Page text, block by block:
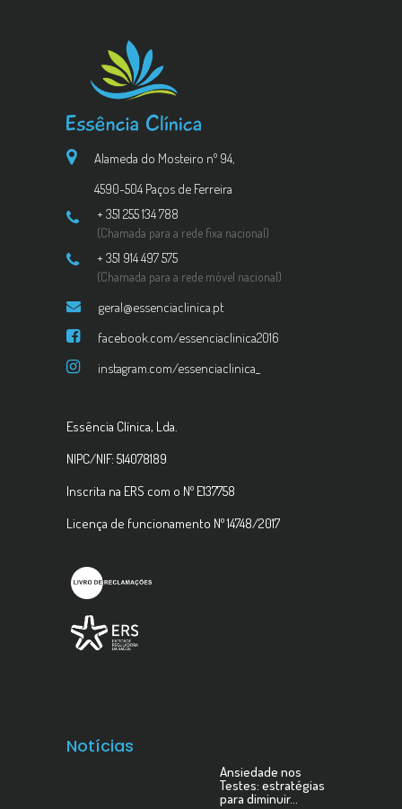
Alameda do Mosteiro nº 94,
4590-504 Paços de Ferreira
+ 351 255 134 788
(Chamada para a rede fixa nacional)
+ 351 914 497 575
(Chamada para a rede móvel nacional)
geral@essenciaclinica.pt
facebook.com/essenciaclinica2016
instagram.com/essenciaclinica_
Essência Clínica, Lda.
NIPC/NIF: 514078189
Inscrita na ERS com o Nº E137758
Licença de funcionamento Nº 14748/2017
Notícias
Ansiedade nos
Testes: estratégias
para diminuir…